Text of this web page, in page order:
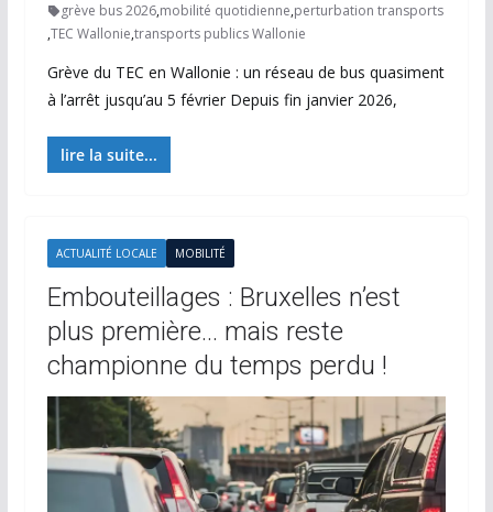
grève bus 2026,mobilité quotidienne,perturbation transports
,TEC Wallonie,transports publics Wallonie
Grève du TEC en Wallonie : un réseau de bus quasiment
à l’arrêt jusqu’au 5 février Depuis fin janvier 2026,
lire la suite...
ACTUALITÉ LOCALE MOBILITÉ
Embouteillages : Bruxelles n’est
plus première… mais reste
championne du temps perdu !